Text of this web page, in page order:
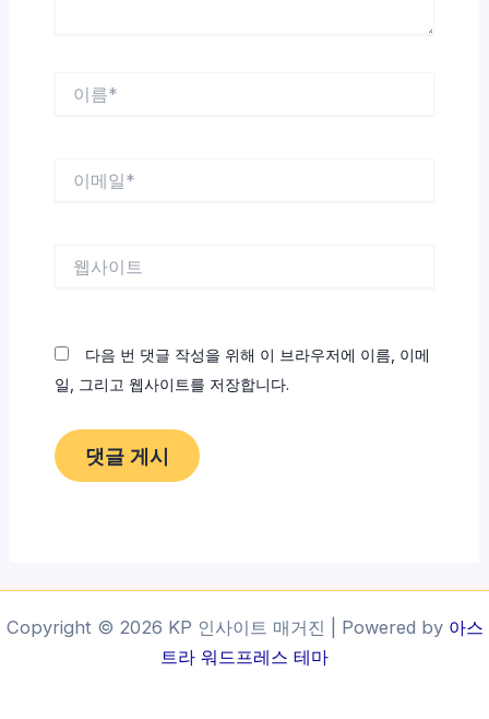
다음 번 댓글 작성을 위해 이 브라우저에 이름, 이메
일, 그리고 웹사이트를 저장합니다.
Copyright © 2026 KP 인사이트 매거진 | Powered by 아스
트라 워드프레스 테마